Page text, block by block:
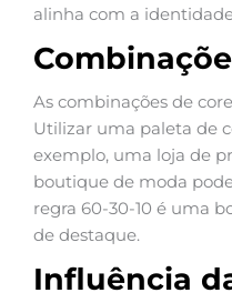
alinha com a
As combinações de
Utilizar uma paleta de
exemplo, uma loja de
boutique de moda
regra 60-30-10 é uma
de destaque.
Influência